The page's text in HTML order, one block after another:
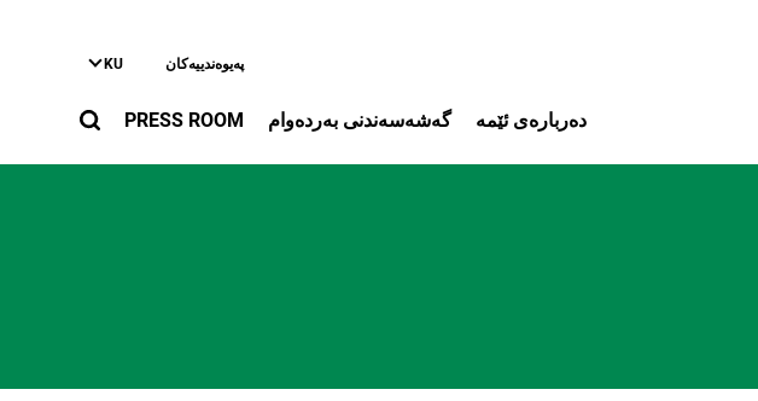
په‌یوه‌ندییه‌کان KU
دەربارەى ئێمە گه‌شه‌سه‌ندنی به‌رده‌وام PRESS ROOM